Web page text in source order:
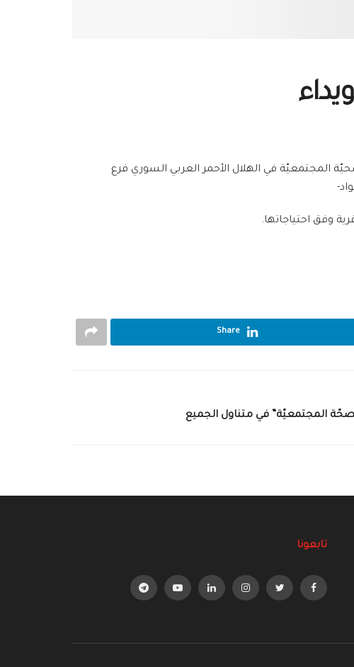
المجتمعيّة في الهلال الأحمر العربي السوري فرع
وفق احتياجاتها.
Share
المجتمعيّة” في متناول الجميع
تابعونا